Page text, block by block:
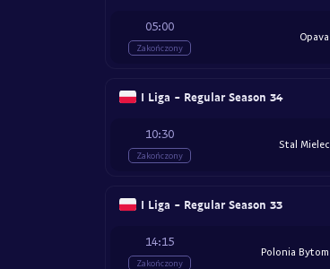
05:00
Zakończony
Opava
I Liga - Regular Season 34
10:30
Zakończony
Stal Mielec
I Liga - Regular Season 33
14:15
Zakończony
Polonia Bytom